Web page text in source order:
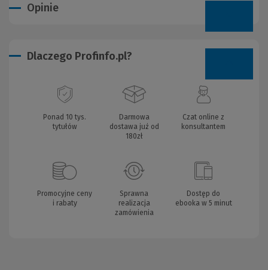
Opinie
Dlaczego Profinfo.pl?
Ponad 10 tys.
tytułów
Darmowa
dostawa już od
180zł
Czat online z
konsultantem
Promocyjne ceny
i rabaty
Sprawna
realizacja
zamówienia
Dostęp do
ebooka w 5 minut